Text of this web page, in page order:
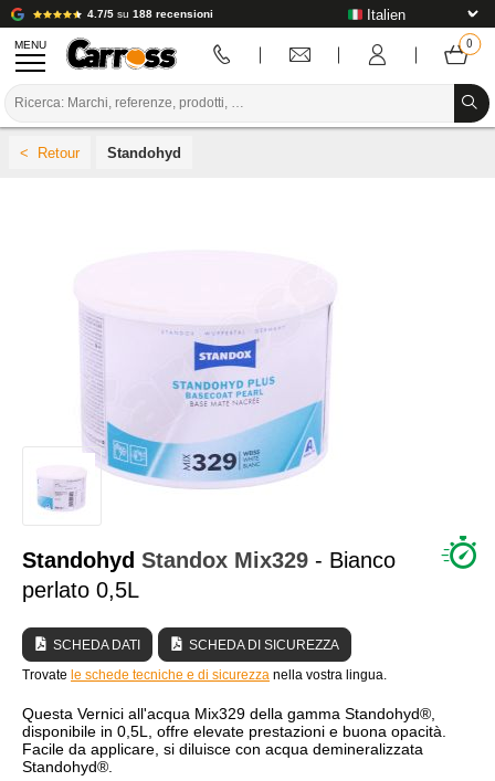
4.7/5 su 188 recensioni
MENU
MATERIALI DI CONSUMO PER LA CARROZZERIA
STRUMENTI PER LA CARROZZERIA
ATTREZZATURE PER CARROZZERIA
INSTALLAZIONE IN LABORATORIO
TUTORIAL E CONSIGLI
Standohyd
Standohyd Standox Mix329 - Bianco
perlato 0,5L
SCHEDA DATI
SCHEDA DI SICUREZZA
Trovate le schede tecniche e di sicurezza nella vostra lingua.
Questa Vernici all'acqua Mix329 della gamma Standohyd®,
disponibile in 0,5L, offre elevate prestazioni e buona opacità.
Facile da applicare, si diluisce con acqua demineralizzata
Standohyd®.